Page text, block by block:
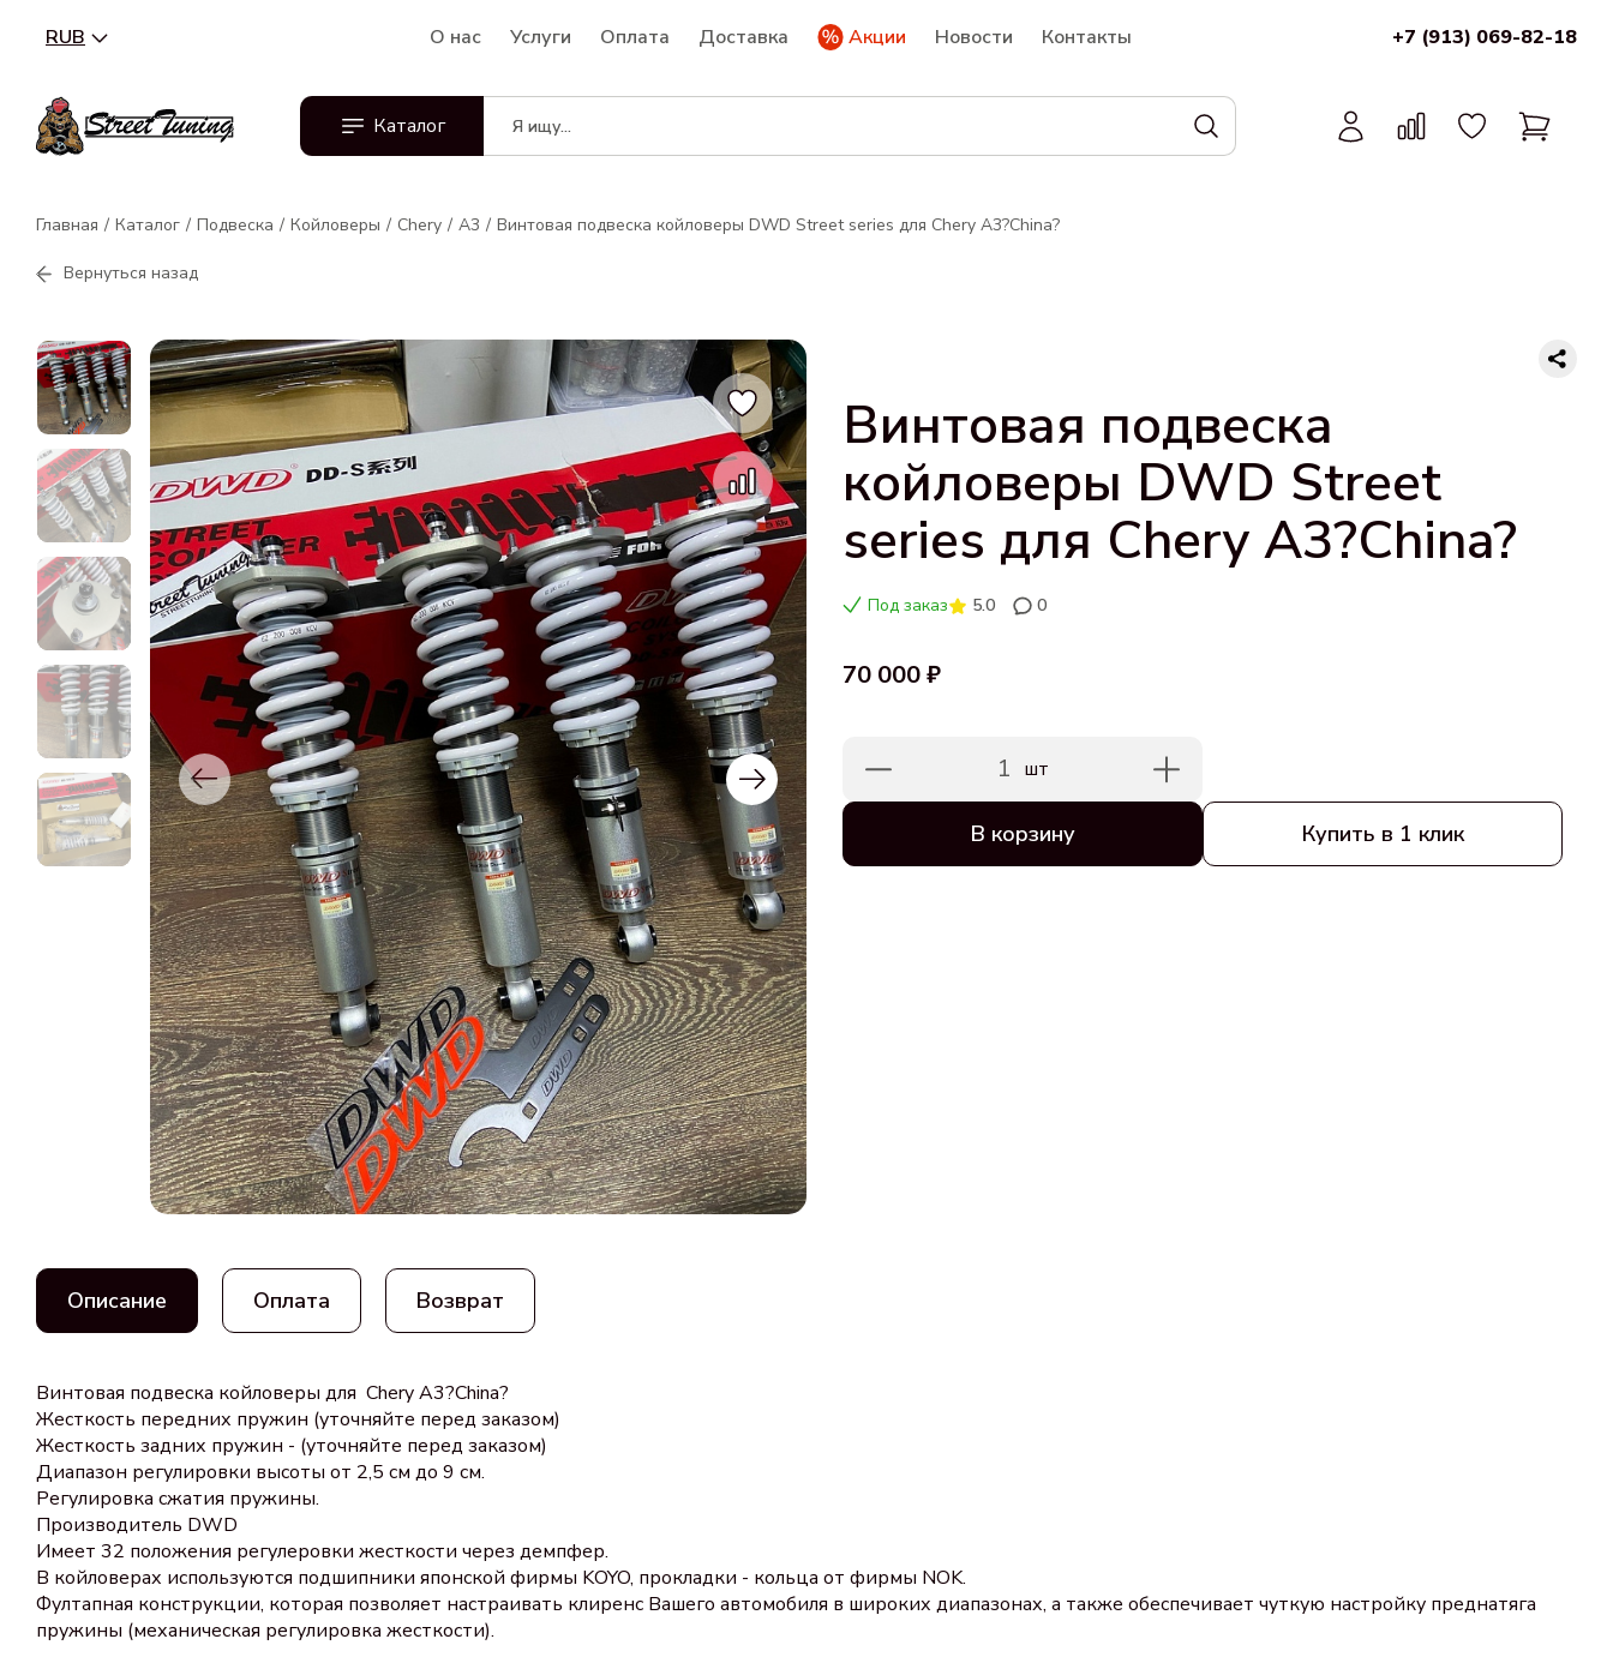
RUB О нас Услуги Оплата Доставка Акции Новости Контакты +7 (913) 069-82-18
Каталог
Главная Каталог Подвеска Койловеры Chery A3 Винтовая подвеска койловеры DWD Street series для Chery A3?China?
Вернуться назад
Винтовая подвеска
койловеры DWD Street
series для Chery A3?China?
Под заказ 5.0 0
70 000 ₽
1 шт
В корзину Купить в 1 клик
Описание Оплата Возврат
Винтовая подвеска койловеры для Chery A3?China?
Жесткость передних пружин (уточняйте перед заказом)
Жесткость задних пружин - (уточняйте перед заказом)
Диапазон регулировки высоты от 2,5 см до 9 см.
Регулировка сжатия пружины.
Производитель DWD
Имеет 32 положения регулеровки жесткости через демпфер.
В койловерах используются подшипники японской фирмы KOYO, прокладки - кольца от фирмы NOK.
Фултапная конструкции, которая позволяет настраивать клиренс Вашего автомобиля в широких диапазонах, а также обеспечивает чуткую настройку преднатяга
пружины (механическая регулировка жесткости).